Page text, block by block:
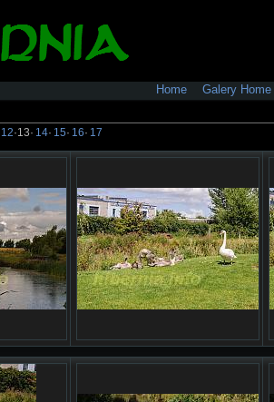
Home Galery Home
12·13· 14· 15· 16· 17